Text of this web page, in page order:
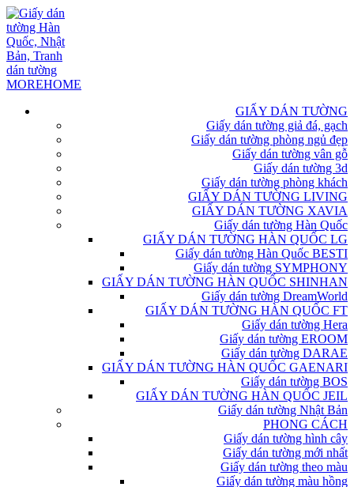
GIẤY DÁN TƯỜNG
Giấy dán tường giả đá, gạch
Giấy dán tường phòng ngủ đẹp
Giấy dán tường vân gỗ
Giấy dán tường 3d
Giấy dán tường phòng khách
GIẤY DÁN TƯỜNG LIVING
GIẤY DÁN TƯỜNG XAVIA
Giấy dán tường Hàn Quốc
GIẤY DÁN TƯỜNG HÀN QUỐC LG
Giấy dán tường Hàn Quốc BESTI
Giấy dán tường SYMPHONY
GIẤY DÁN TƯỜNG HÀN QUỐC SHINHAN
Giấy dán tường DreamWorld
GIẤY DÁN TƯỜNG HÀN QUỐC FT
Giấy dán tường Hera
Giấy dán tường EROOM
Giấy dán tường DARAE
GIẤY DÁN TƯỜNG HÀN QUỐC GAENARI
Giấy dán tường BOS
GIẤY DÁN TƯỜNG HÀN QUỐC JEIL
Giấy dán tường Nhật Bản
PHONG CÁCH
Giấy dán tường hình cây
Giấy dán tường mới nhất
Giấy dán tường theo màu
Giấy dán tường màu hồng